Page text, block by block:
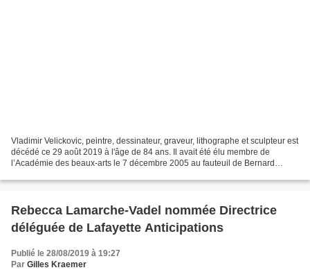
Vladimir Velickovic, peintre, dessinateur, graveur, lithographe et sculpteur est
décédé ce 29 août 2019 à l'âge de 84 ans. Il avait été élu membre de
l’Académie des beaux-arts le 7 décembre 2005 au fauteuil de Bernard
Rebecca Lamarche-Vadel nommée Directrice
déléguée de Lafayette Anticipations
Publié le 28/08/2019 à 19:27
Par Gilles Kraemer